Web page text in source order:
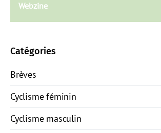
Webzine
Catégories
Brèves
Cyclisme féminin
Cyclisme masculin